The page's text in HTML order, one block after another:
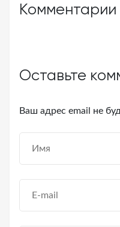
Комментарии
Оставьте
Ваш адрес email не